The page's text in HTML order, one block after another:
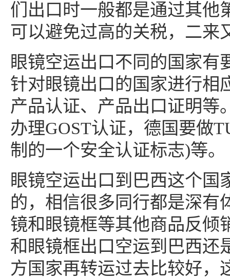
们出口时一般都是通过其他
可以避免过高的关税，二来
眼镜空运出口不同的国家有
针对眼镜出口的国家进行相
产品认证、产品出口证明等
办理GOST认证，德国要做
制的一个安全认证标志)等。
眼镜空运出口到巴西这个国
的，相信很多同行都是深有
镜和眼镜框等其他商品反倾
和眼镜框出口空运到巴西还
方国家再转运过去比较好，